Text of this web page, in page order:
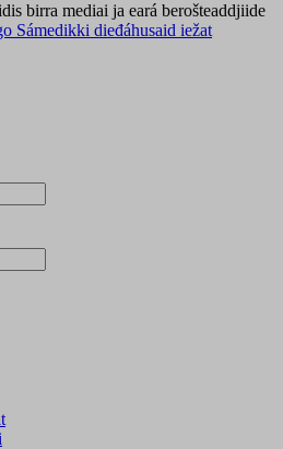
birra mediai ja eará berošteaddjiide
Sámedikki dieđáhusaid iežat